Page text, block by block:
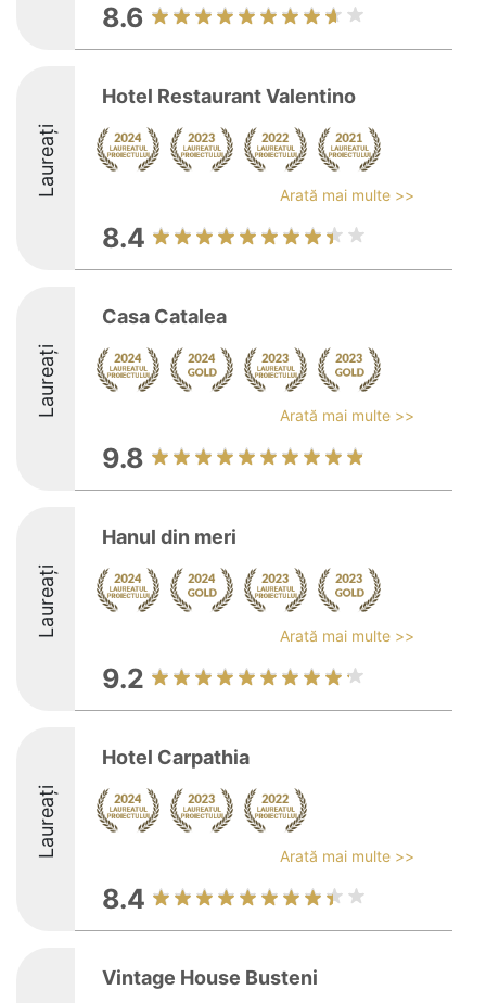
8.6
Laureați
Hotel Restaurant Valentino
Arată mai multe >>
8.4
Laureați
Casa Catalea
Arată mai multe >>
9.8
Laureați
Hanul din meri
Arată mai multe >>
9.2
Laureați
Hotel Carpathia
Arată mai multe >>
8.4
Vintage House Busteni